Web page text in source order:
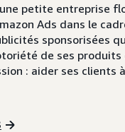
petite entreprise
Ads dans le
sponsorisées
de ses
: aider ses clients